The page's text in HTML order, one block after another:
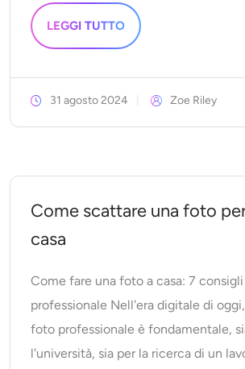
LEGGI TUTTO
31 agosto 2024 Zoe Riley
Come scattare una foto
casa
Come fare una foto a casa: 7
professionale Nell'era digitale di
foto professionale è fondamentale,
l'università, sia per la ricerca di un